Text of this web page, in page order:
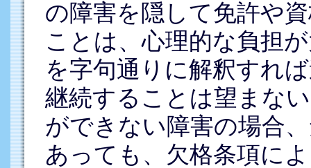
の障害を隠して免許や
ことは、心理的な負担
を字句通りに解釈すれ
継続することは望まな
ができない障害の場合
あっても、欠格条項に